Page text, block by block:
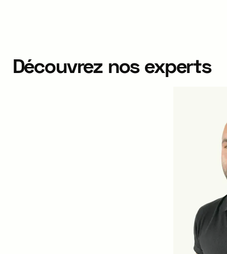
Découvrez nos experts